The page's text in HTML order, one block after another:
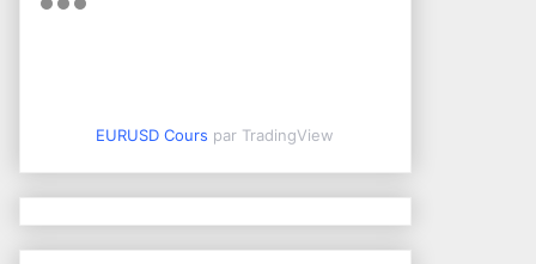
EURUSD Cours par TradingView